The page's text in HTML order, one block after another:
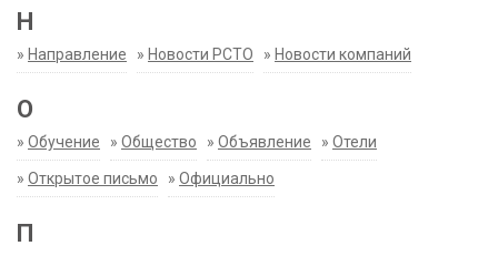
Н
» Направление » Новости РСТО » Новости компаний
О
» Обучение » Общество » Объявление » Отели
» Открытое письмо » Официально
П